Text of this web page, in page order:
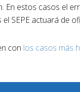
En estos casos el
SEPE actuará de
con los casos más